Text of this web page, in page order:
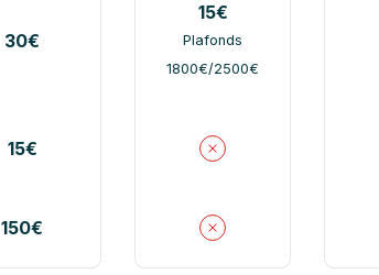
30€
15€
Plafonds
1800€/2500€
15€
150€